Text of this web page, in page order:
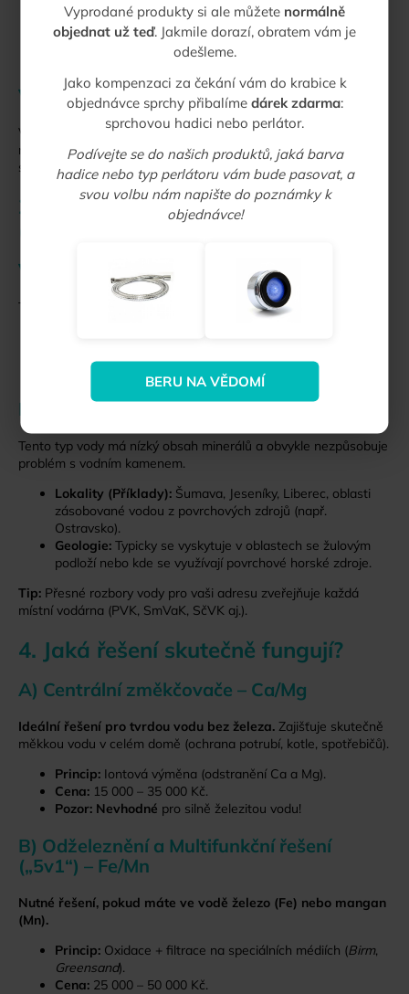
Důsledek: Dochází k ucpávání
a snižování
průtoku, což zvyšuje vnitřní tlak azvyšuje riziko
celého zařízení.
Vyšší spotřeba drogerie
V tvrdé vodě se aktivní látky detergentů srážejí. To znamená
nutnost dávkovato 30–40 % více pracího práškunebo
saponátu.
3. Kde je v ČR voda nejtvrdší?
(Regionální rozložení)
Velmi tvrdá voda
Tento typ vody obsahuje vysoké koncentrace vápníku a hořčíku.
Geologie:
Způsobena vápenci a křídovými sedimenty.
Měkká voda
Tento typ vody má nízký obsah minerálů a obvykle nezpůsobuje
problém s vodním kamenem.
Lokality (Příklady): Šumava, Jeseníky, Liberec, oblasti
zásobované vodou z povrchových zdrojů (např.
Ostravsko).
Geologie: Typicky se vyskytuje v oblastech se žulovým
podloží nebo kde se využívají povrchové horské zdroje.
Tip: Přesné rozbory vody pro vaši adresu zveřejňuje každá
místní vodárna (PVK, SmVaK, SčVK aj.).
4. Jaká řešení skutečně fungují?
A) Centrální změkčovače – Ca/Mg
Ideální řešení pro tvrdou vodu bez železa. Zajišťuje skutečně
měkkou vodu v celém domě (ochrana potrubí, kotle, spotřebičů).
Princip: Iontová výměna (odstranění Ca a Mg).
Cena: 15 000 – 35 000 Kč.
Pozor: Nevhodné pro silně železitou vodu!
B) Odželeznění a Multifunkční řešení
(„5v1“) – Fe/Mn
Nutné řešení, pokud máte ve vodě železo (Fe) nebo mangan
(Mn).
Princip: Oxidace + filtrace na speciálních médiích (Birm,
Greensand).
Cena: 25 000 – 50 000 Kč.
Vyprodané produkty si ale můžete normálně
objednat už teď. Jakmile dorazí, obratem vám je
odešleme.
Jako kompenzaci za čekání vám do krabice k
objednávce sprchy přibalíme dárek zdarma:
sprchovou hadici nebo perlátor.
Podívejte se do našich produktů, jaká barva
hadice nebo typ perlátoru vám bude pasovat, a
svou volbu nám napište do poznámky k
objednávce!
BERU NA VĚDOMÍ